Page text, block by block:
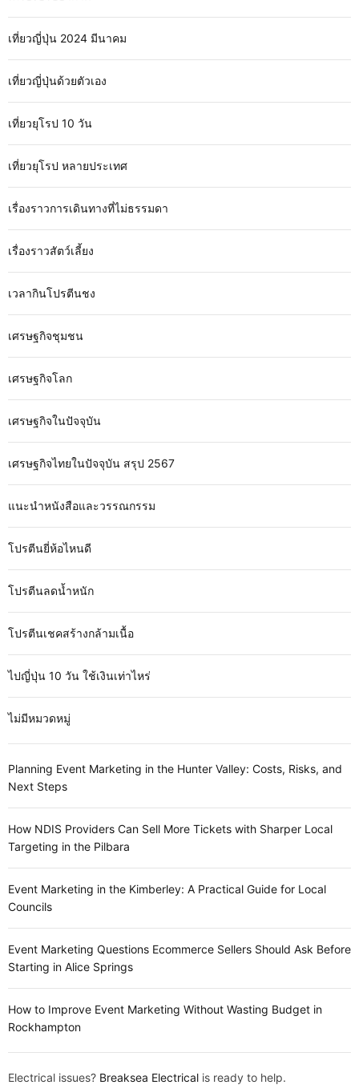
เที่ยวญี่ปุ่น 2024 มีนาคม
เที่ยวญี่ปุ่นด้วยตัวเอง
เที่ยวยุโรป 10 วัน
เที่ยวยุโรป หลายประเทศ
เรื่องราวการเดินทางที่ไม่ธรรมดา
เรื่องราวสัตว์เลี้ยง
เวลากินโปรตีนชง
เศรษฐกิจชุมชน
เศรษฐกิจโลก
เศรษฐกิจในปัจจุบัน
เศรษฐกิจไทยในปัจจุบัน สรุป 2567
แนะนำหนังสือและวรรณกรรม
โปรตีนยี่ห้อไหนดี
โปรตีนลดน้ำหนัก
โปรตีนเชคสร้างกล้ามเนื้อ
ไปญี่ปุ่น 10 วัน ใช้เงินเท่าไหร่
ไม่มีหมวดหมู่
Planning Event Marketing in the Hunter Valley: Costs, Risks, and
Next Steps
How NDIS Providers Can Sell More Tickets with Sharper Local
Targeting in the Pilbara
Event Marketing in the Kimberley: A Practical Guide for Local
Councils
Event Marketing Questions Ecommerce Sellers Should Ask Before
Starting in Alice Springs
How to Improve Event Marketing Without Wasting Budget in
Rockhampton
Electrical issues? Breaksea Electrical is ready to help.